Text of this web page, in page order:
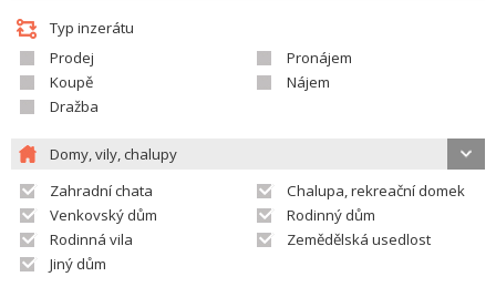
Typ inzerátu
Prodej
Pronájem
Koupě
Nájem
Dražba
Domy, vily, chalupy
Zahradní chata
Chalupa, rekreační domek
Venkovský dům
Rodinný dům
Rodinná vila
Zemědělská usedlost
Jiný dům